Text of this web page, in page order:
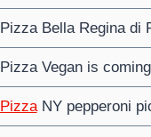
Pizza Bella Regina di
Pizza Vegan is coming
PizzaNY pepperoni